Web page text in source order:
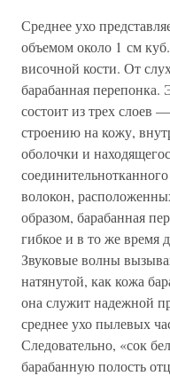
Среднее ухо
объемом около 1 см
височной кости. От
барабанная перепонка.
состоит из трех слоев
строению на кожу,
оболочки и
волокон,
образом, барабанная
гибкое и в то же время
Звуковые волны
натянутой, как кожа
она служит надежной
среднее ухо пылевых
Следовательно, «сок
барабанную полость